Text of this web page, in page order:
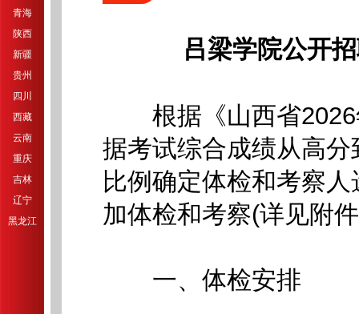
青海
陕西
新疆
贵州
四川
西藏
云南
重庆
吉林
辽宁
黑龙江
吕梁学院公开
根据《山西省2026
据考试综合成绩从高
比例确定体检和考察
加体检和考察(详见附
一、体检安排